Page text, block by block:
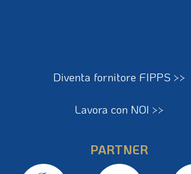
Diventa fornitore FIPPS >>
Lavora con NOI >>
PARTNER